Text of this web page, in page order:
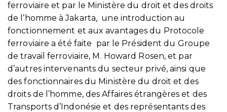
ferroviaire et par le Ministère du droit et des droits
de l’homme à Jakarta, une introduction au
fonctionnement et aux avantages du Protocole
ferroviaire a été faite par le Président du Groupe
de travail ferroviaire, M. Howard Rosen, et par
d’autres intervenants du secteur privé, ainsi que
des fonctionnaires du Ministère du droit et des
droits de l’homme, des Affaires étrangères et des
Transports d’Indonésie et des représentants des